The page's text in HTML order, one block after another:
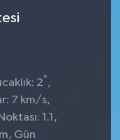
2° ,
7 km/s,
1.1,
Gün